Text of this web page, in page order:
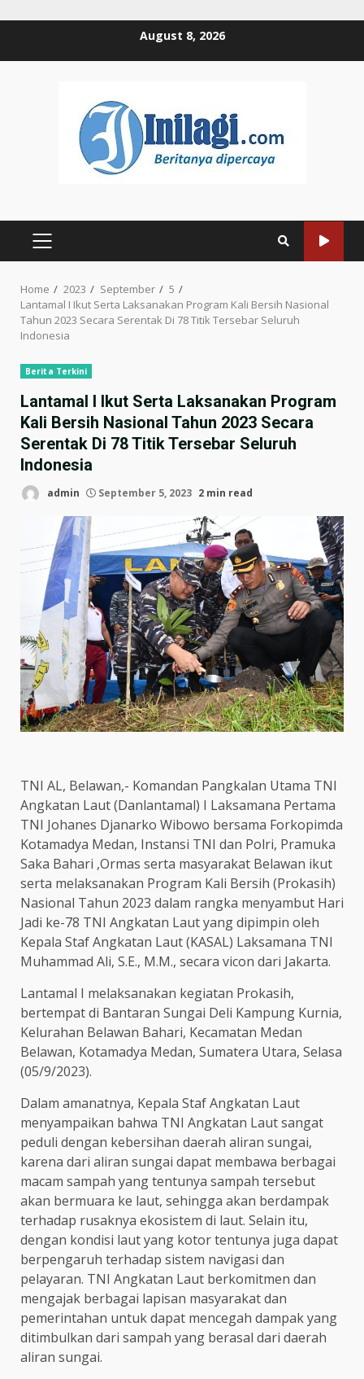
August 8, 2026
PRIMARY
Home 2023 September
5
Lantamal I Ikut Serta Laksanakan Program Kali Bersih Nasional
Tahun 2023 Secara Serentak Di 78 Titik Tersebar Seluruh
Indonesia
Berita Terkini
Lantamal I Ikut Serta Laksanakan Program
Kali Bersih Nasional Tahun 2023 Secara
Serentak Di 78 Titik Tersebar Seluruh
Indonesia
admin September 5, 2023 2 min read
TNI AL, Belawan,- Komandan Pangkalan Utama TNI
Angkatan Laut (Danlantamal) I Laksamana Pertama
TNI Johanes Djanarko Wibowo bersama Forkopimda
Kotamadya Medan, Instansi TNI dan Polri, Pramuka
Saka Bahari ,Ormas serta masyarakat Belawan ikut
serta melaksanakan Program Kali Bersih (Prokasih)
Nasional Tahun 2023 dalam rangka menyambut Hari
Jadi ke-78 TNI Angkatan Laut yang dipimpin oleh
Kepala Staf Angkatan Laut (KASAL) Laksamana TNI
Muhammad Ali, S.E., M.M., secara vicon dari Jakarta.
Lantamal I melaksanakan kegiatan Prokasih,
bertempat di Bantaran Sungai Deli Kampung Kurnia,
Kelurahan Belawan Bahari, Kecamatan Medan
Belawan, Kotamadya Medan, Sumatera Utara, Selasa
(05/9/2023).
Dalam amanatnya, Kepala Staf Angkatan Laut
menyampaikan bahwa TNI Angkatan Laut sangat
peduli dengan kebersihan daerah aliran sungai,
karena dari aliran sungai dapat membawa berbagai
macam sampah yang tentunya sampah tersebut
akan bermuara ke laut, sehingga akan berdampak
terhadap rusaknya ekosistem di laut. Selain itu,
dengan kondisi laut yang kotor tentunya juga dapat
berpengaruh terhadap sistem navigasi dan
pelayaran. TNI Angkatan Laut berkomitmen dan
mengajak berbagai lapisan masyarakat dan
pemerintahan untuk dapat mencegah dampak yang
ditimbulkan dari sampah yang berasal dari daerah
aliran sungai.